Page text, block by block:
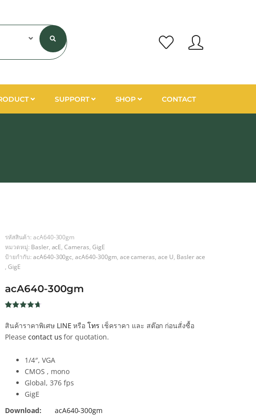
SUPPORT SHOP CONTACT
รหัสสินค้า: acA640-300gm
หมวดหมู่: Basler, acE ,Cameras GigE
ป้ายกำกับ: acA640-300gc ,acA640-300gm ace cameras ,ace U Basler ace
,GigE
acA640-300gm
4.6 จาก
5 คะแนน
เต็มบน
ของลูกค้า
สินค้าราคาพิเศษ LINE หรือโทร เช็คราคา และ สต๊อก ก่อนสั่งซื้อ
Please contact us for quotation.
1/4″, VGA
CMOS , mono
Global, 376 fps
GigE
Download:
acA640-300gm